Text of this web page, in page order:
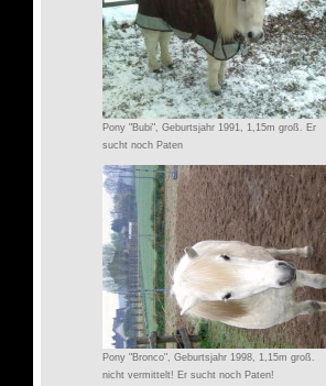
Pony "Bubi", Geburtsjahr 1991, 1,15m groß. Er
sucht noch Paten
Pony "Bronco", Geburtsjahr 1998, 1,15m groß.
nicht vermittelt! Er sucht noch Paten!